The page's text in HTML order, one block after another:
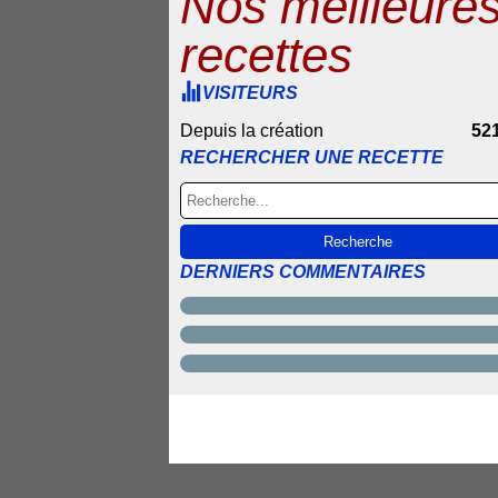
recettes
VISITEURS
Depuis la création
RECHERCHER UNE RECETTE
DERNIERS COMMENTAIRES